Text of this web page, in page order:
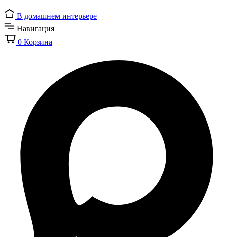
В домашнем интерьере
Навигация
0 Корзина